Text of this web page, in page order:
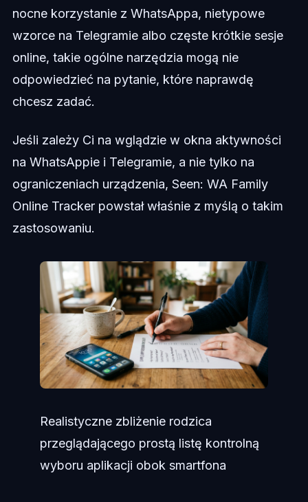
nocne korzystanie z WhatsAppa, nietypowe
wzorce na Telegramie albo częste krótkie sesje
online, takie ogólne narzędzia mogą nie
odpowiedzieć na pytanie, które naprawdę
chcesz zadać.
Jeśli zależy Ci na wglądzie w okna aktywności
na WhatsAppie i Telegramie, a nie tylko na
ograniczeniach urządzenia, Seen: WA Family
Online Tracker powstał właśnie z myślą o takim
zastosowaniu.
Realistyczne zbliżenie rodzica
przeglądającego prostą listę kontrolną
wyboru aplikacji obok smartfona